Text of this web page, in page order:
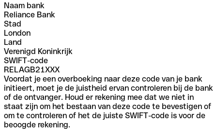
Naam bank
Reliance Bank
Stad
London
Land
Verenigd Koninkrijk
SWIFT-code
RELAGB21XXX
Voordat je een overboeking naar deze code van je bank
initieert, moet je de juistheid ervan controleren bij de bank
of de ontvanger. Houd er rekening mee dat we niet in
staat zijn om het bestaan van deze code te bevestigen of
om te controleren of het de juiste SWIFT-code is voor de
beoogde rekening.